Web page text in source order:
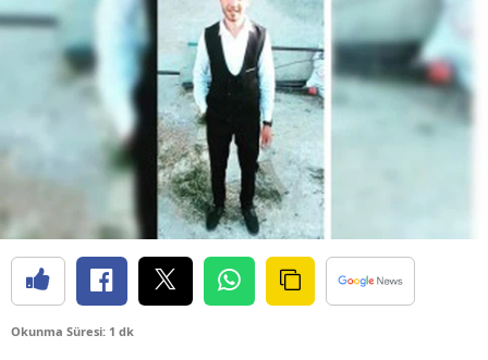
Bingöl
Bitlis
Bolu
Okunma Süresi: 1 dk